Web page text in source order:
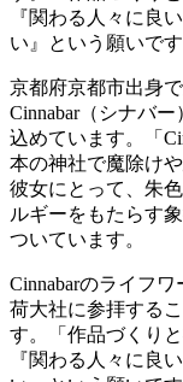
『関わる人々に良
い』という願いで
京都府京都市出身
Cinnabar（シナバ
込めています。「
本の神社で魔除け
彼女にとって、朱
ルギーをもたらす
ついています。
Cinnabarのライフ
荷大社に参拝する
す。「作品づくり
『関わる人々に良